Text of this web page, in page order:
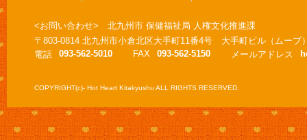
<お問い合わせ> 北九州市 保健福祉局 人権文化推進課
〒803-0814 北九州市小倉北区大手町11番4号 大手町ビル（ムーブ
電話
093-562-5010 FAX 093-562-5150 メールアドレス
COPYRIGHT(c)- Hot Heart Kitakyushu ALL RIGHTS RESERVED.